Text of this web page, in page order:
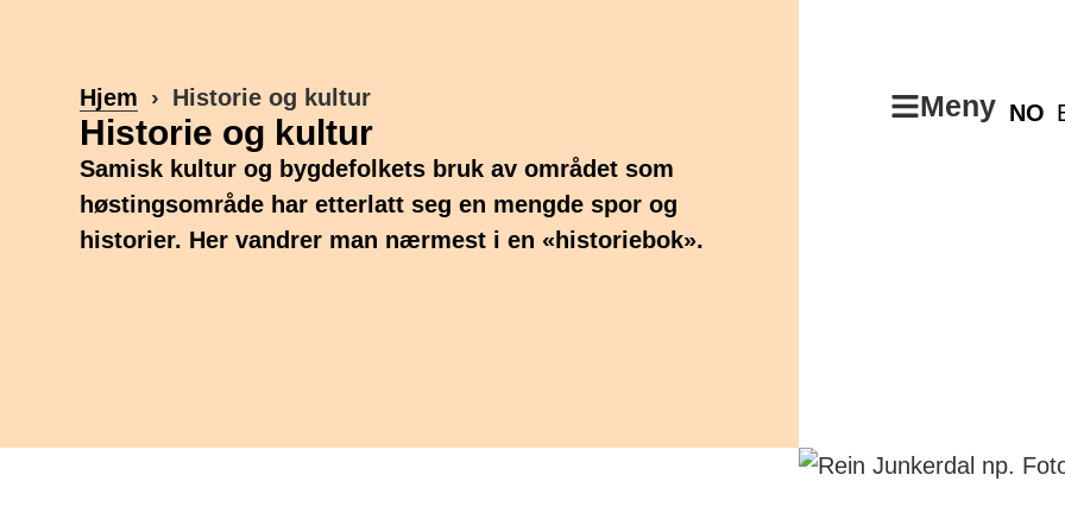
Hjem Historie og kultur
Historie og kultur
Samisk kultur og bygdefolkets bruk av området som
høstingsområde har etterlatt seg en mengde spor og
historier. Her vandrer man nærmest i en «historiebok».
Meny NO